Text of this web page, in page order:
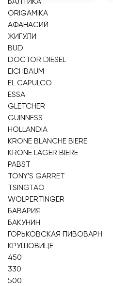
ORIGAMIKA
АФАНАСИЙ
ЖИГУЛИ
BUD
DOCTOR DIESEL
EICHBAUM
EL CAPULCO
ESSA
GLETCHER
GUINNESS
HOLLANDIA
KRONE BLANCHE BIERE
KRONE LAGER BIERE
PABST
TONY'S GARRET
TSINGTAO
WOLPERTINGER
БАВАРИЯ
БАКУНИН
ГОРЬКОВСКАЯ ПИВОВАРН
КРУШОВИЦЕ
450
330
500